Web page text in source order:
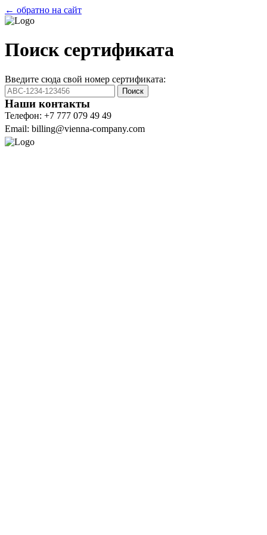
← обратно на сайт
Поиск сертификата
Введите сюда свой номер сертификата:
Поиск
Наши контакты
Телефон: +7 777 079 49 49
Email: billing@vienna-company.com